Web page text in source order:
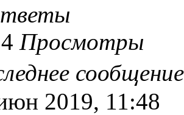
Просмотры
2019, 11:48